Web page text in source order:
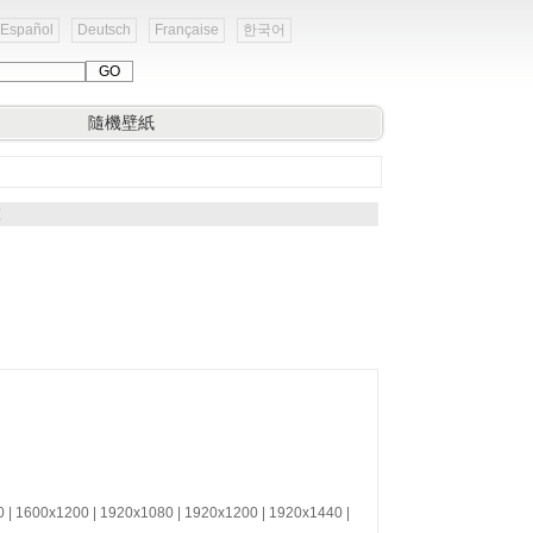
Español Deutsch Française 한국어
隨機壁紙
1600x1200 | 1920x1080 | 1920x1200 | 1920x1440 |